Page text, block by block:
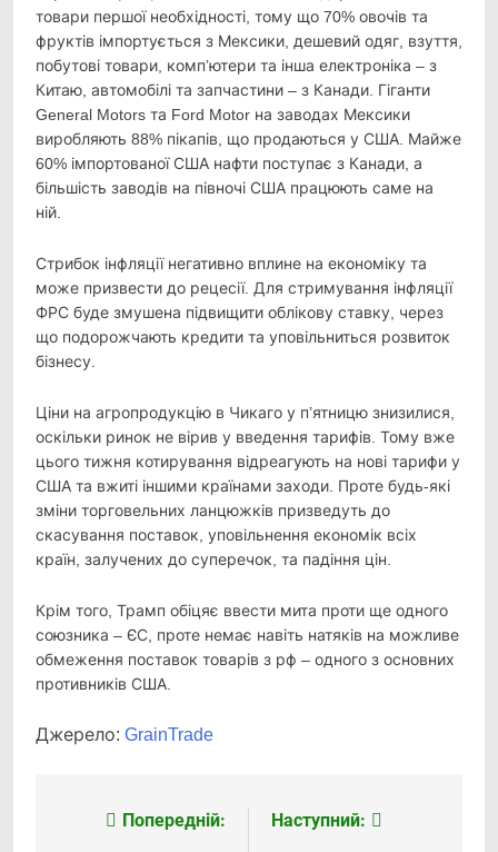
товари першої необхідності, тому що 70% овочів та
фруктів імпортується з Мексики, дешевий одяг, взуття,
побутові товари, комп’ютери та інша електроніка – з
Китаю, автомобілі та запчастини – з Канади. Гіганти
General Motors та Ford Motor на заводах Мексики
виробляють 88% пікапів, що продаються у США. Майже
60% імпортованої США нафти поступає з Канади, а
більшість заводів на півночі США працюють саме на
ній.
Стрибок інфляції негативно вплине на економіку та
може призвести до рецесії. Для стримування інфляції
ФРС буде змушена підвищити облікову ставку, через
що подорожчають кредити та уповільниться розвиток
бізнесу.
Ціни на агропродукцію в Чикаго у п’ятницю знизилися,
оскільки ринок не вірив у введення тарифів. Тому вже
цього тижня котирування відреагують на нові тарифи у
США та вжиті іншими країнами заходи. Проте будь-які
зміни торговельних ланцюжків призведуть до
скасування поставок, уповільнення економік всіх
країн, залучених до суперечок, та падіння цін.
Крім того, Трамп обіцяє ввести мита проти ще одного
союзника – ЄС, проте немає навіть натяків на можливе
обмеження поставок товарів з рф – одного з основних
противників США.
Джерело: GrainTrade
НавігаціяПопередній:
Наступний: